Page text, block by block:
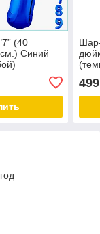
(40
Синий
499